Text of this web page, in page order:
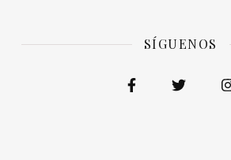
SÍGUENOS